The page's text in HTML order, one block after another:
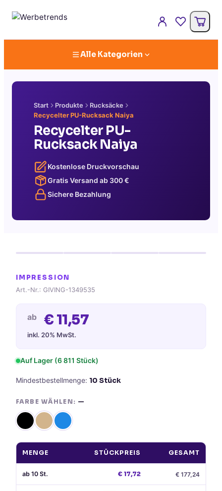
Alle Kategorien
Start Produkte
Rucksäcke
Recycelter PU-Rucksack Naiya
Recycelter PU-
Rucksack Naiya
Kostenlose Druckvorschau
Gratis Versand ab 300€
Sichere Bezahlung
IMPRESSION
Art.-Nr.: GIVING-1349535
ab € 11,57
inkl. 20% MwSt.
Auf Lager (6 811 Stück)
Mindestbestellmenge: 10 Stück
FARBE WÄHLEN: —
MENGE STÜCKPREIS GESAMT
ab 10 St. €17,72 € 177,24